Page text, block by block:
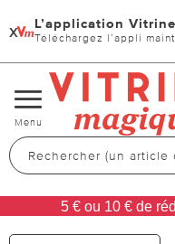
x L’application
Téléchargez l’appli
Changer
de
navigation
Menu
5 € ou 10 € de